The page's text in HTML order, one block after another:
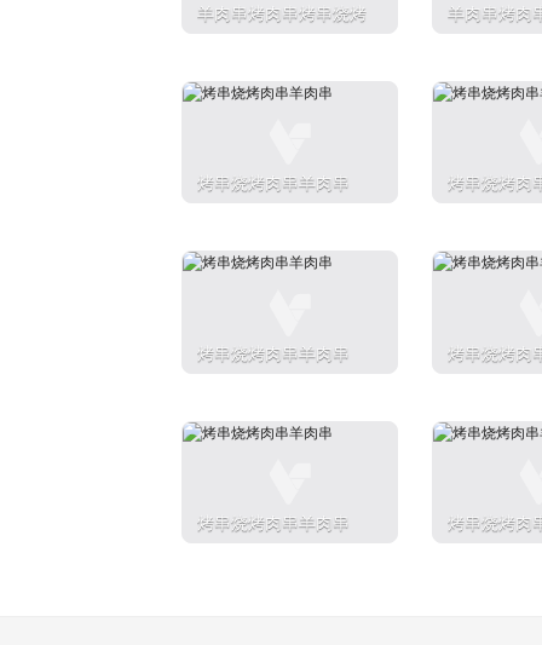
羊肉串烤肉串烤串烧烤 羊肉串烤肉
烤串烧烤肉串羊肉串 烤串烧烤肉
烤串烧烤肉串羊肉串 烤串烧烤肉
烤串烧烤肉串羊肉串 烤串烧烤肉